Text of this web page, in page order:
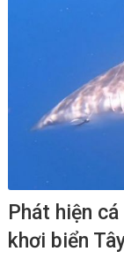
Phát hiện
khơi biển